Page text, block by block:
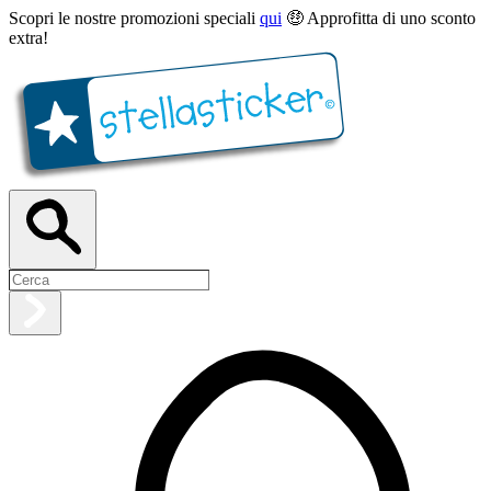
Scopri le nostre promozioni speciali qui 🤑 Approfitta di uno sconto
extra!